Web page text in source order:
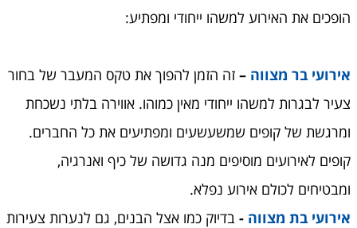
הופכים את האירוע למשהו ייחודי ומפתיע:
אירועי בר מצווה – זה הזמן להפוך את טקס המעבר של בחור
צעיר לבגרות למשהו ייחודי מאין כמוהו. אווירה בלתי נשכחת
ומרגשת של קופים שמשעשעים ומפתיעים את כל החברים.
קופים לאירועים מוסיפים מנה גדושה של כיף ואנרגיה,
ומבטיחים לכולם אירוע נפלא.
אירועי בת מצווה - בדיוק כמו אצל הבנים, גם לנערות צעירות